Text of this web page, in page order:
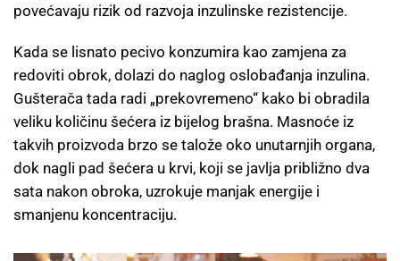
povećavaju rizik od razvoja inzulinske rezistencije.
Kada se lisnato pecivo konzumira kao zamjena za
redoviti obrok, dolazi do naglog oslobađanja inzulina.
Gušterača tada radi „prekovremeno“ kako bi obradila
veliku količinu šećera iz bijelog brašna. Masnoće iz
takvih proizvoda brzo se talože oko unutarnjih organa,
dok nagli pad šećera u krvi, koji se javlja približno dva
sata nakon obroka, uzrokuje manjak energije i
smanjenu koncentraciju.